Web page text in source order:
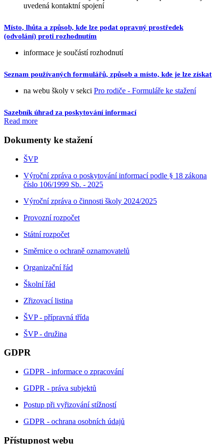
uvedená kontaktní spojení
Místo, lhůta a způsob, kde lze podat opravný prostředek
(odvolání) proti rozhodnutím
informace je součástí rozhodnutí
Seznam používaných formulářů, způsob a místo, kde je lze získat
na webu školy v sekci Pro rodiče - Formuláře ke stažení
Sazebník úhrad za poskytování informací
Read more
Dokumenty ke stažení
ŠVP
Výroční zpráva o poskytování informací podle § 18 zákona
číslo 106/1999 Sb. - 2025
Výroční zpráva o činnosti školy 2024/2025
Provozní rozpočet
Státní rozpočet
Směrnice o ochraně oznamovatelů
Organizační řád
Školní řád
Zřizovací listina
ŠVP - přípravná třída
ŠVP - družina
GDPR
GDPR - informace o zpracování
GDPR - práva subjektů
Postup při vyřizování stížností
GDPR - ochrana osobních údajů
Přístupnost webu